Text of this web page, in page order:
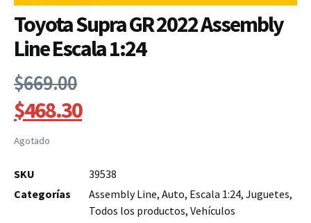
Toyota Supra GR 2022 Assembly
Line Escala 1:24
$669.00
$468.30
Agotado
SKU
39538
Categorías
Assembly Line, Auto, Escala 1:24, Juguetes,
Todos los productos, Vehículos